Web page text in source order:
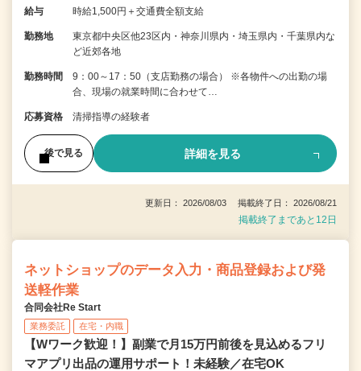
給与 時給1,500円＋交通費全額支給
勤務地
東京都中央区他23区内・神奈川県内・埼玉県内・千葉県内な
ど近郊各地
勤務時間
9：00～17：50（支店勤務の場合） ※各物件への出勤の場
合、現場の就業時間に合わせて…
応募資格 清掃指導の経験者
後で見る 詳細を見る
更新日： 2026/08/03 掲載終了日： 2026/08/21
掲載終了まであと12日
ネットショップのデータ入力・商品登録および発
送軽作業
合同会社Re Start
業務委託 在宅・内職
【Wワーク歓迎！】副業で月15万円前後を見込めるフリ
マアプリ出品の運用サポート！未経験／在宅OK